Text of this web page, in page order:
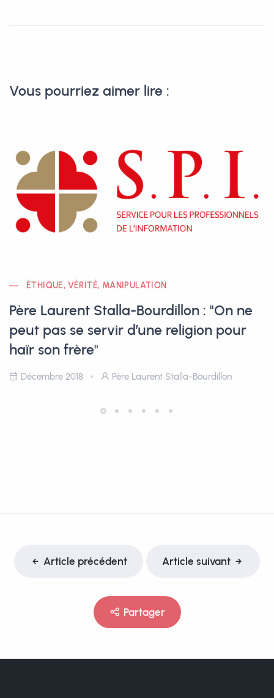
Vous pourriez aimer lire :
ÉTHIQUE, VÉRITÉ, MANIPULATION
Père Laurent Stalla-Bourdillon : "On ne
peut pas se servir d’une religion pour
haïr son frère"
Décembre 2018 Père Laurent Stalla-Bourdillon
Article précédent Article suivant
Partager